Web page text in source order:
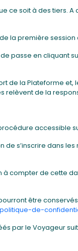
ce soit à des tiers.
la première session
passe en cliquant
de la Plateforme et,
relèvent de la
accessible
s’inscrire dans
à compter de cette
être
de-
par le Voyageur